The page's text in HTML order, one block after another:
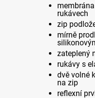
rukávech
zip
mírně
zateplený
rukávy s
dvě volné
na zip
reflexní